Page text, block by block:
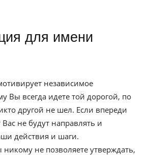
независимое
Вы всегда идете той дорогой, по
другой не шел. Если впереди
не будут направлять и
действия и шаги.
не позволяете утверждать,